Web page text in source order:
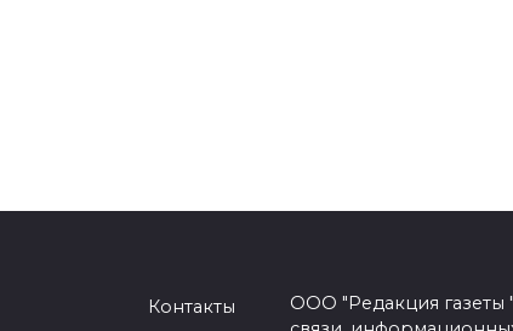
Контакты
ООО "Редакция газеты